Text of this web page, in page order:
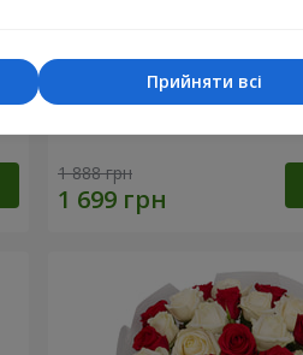
1 888 грн
Прийняти всі